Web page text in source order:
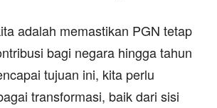
adalah memastikan PGN tetap
bagi negara hingga tahun
tujuan ini, kita perlu
transformasi, baik dari sisi